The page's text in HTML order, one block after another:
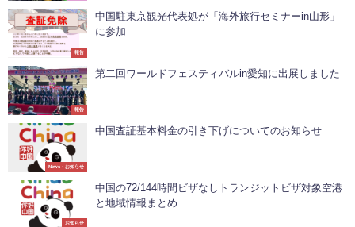
報告
中国駐東京観光代表処が「海外旅行セミナーin山形」
に参加
報告
第二回ワールドフェスティバルin愛知に出展しました
News・お知らせ
中国査証基本料金の引き下げについてのお知らせ
お知らせ
中国の72/144時間ビザなしトランジットビザ対象空港
と地域情報まとめ